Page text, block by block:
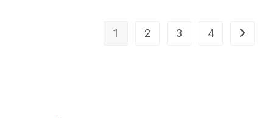
1 2 3 4